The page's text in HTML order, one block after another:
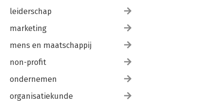
leiderschap
marketing
mens en maatschappij
non-profit
ondernemen
organisatiekunde